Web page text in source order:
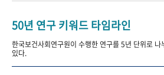
VR 역사관
50년 연구 키워드 타임라인
한국보건사회연구원이 수행한 연구를 5년 단위로
있다.